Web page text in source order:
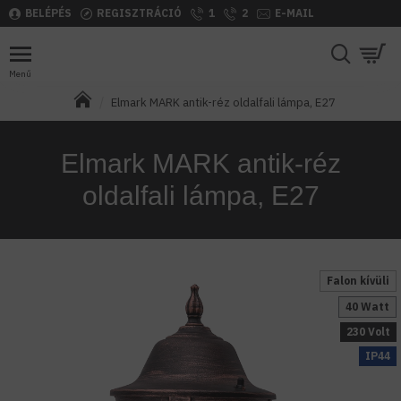
BELÉPÉS REGISZTRÁCIÓ 1 2 E-MAIL
Elmark MARK antik-réz oldalfali lámpa, E27
Elmark MARK antik-réz
oldalfali lámpa, E27
Falon kívüli
40 Watt
230 Volt
IP44